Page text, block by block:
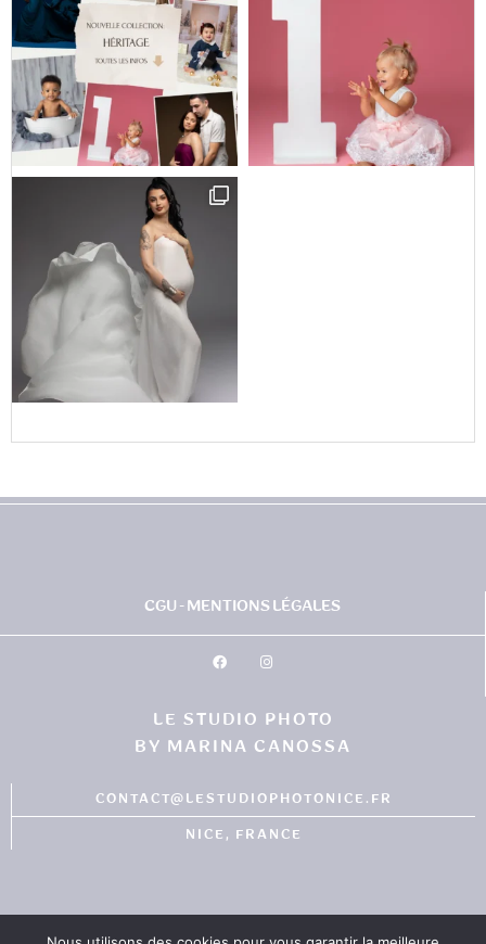
CGU - MENTIONS LÉGALES
LE STUDIO PHOTO
BY MARINA CANOSSA
CONTACT@LESTUDIOPHOTONICE.FR
NICE, FRANCE